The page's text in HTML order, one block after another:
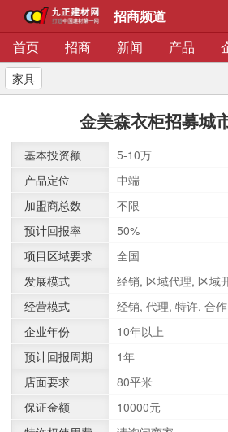
招商频道
首页
招商 新闻 产品
家具
金美森衣柜招募城
基本投资额
5-10万
产品定位
中端
加盟商总数
不限
预计回报率
50%
项目区域要求
全国
发展模式
经销, 区域代理, 区域
经营模式
经销, 代理, 特许, 合
企业年份
10年以上
预计回报周期
1年
店面要求
80平米
保证金额
10000元